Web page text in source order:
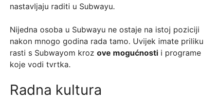
nastavljaju raditi u Subwayu.
Nijedna osoba u Subwayu ne ostaje na istoj poziciji
nakon mnogo godina rada tamo. Uvijek imate priliku
rasti s Subwayom kroz ove mogućnosti i programe
koje vodi tvrtka.
Radna kultura